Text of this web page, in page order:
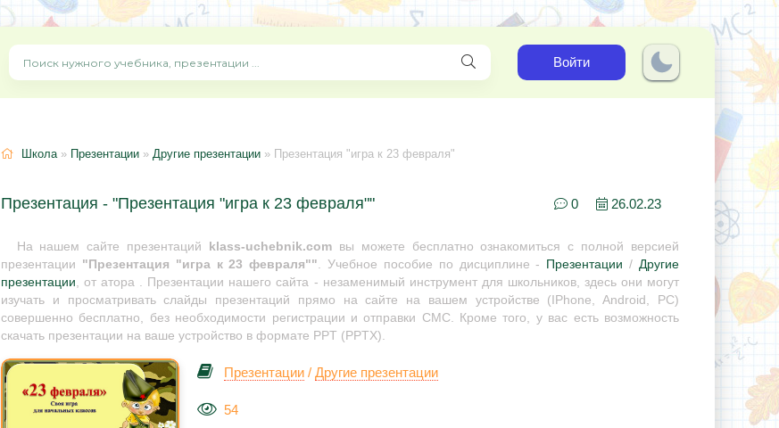
Войти
Школа» Презентации » Другие презентации » Презентация "игра к 23 февраля"
Презентация - "Презентация "игра к 23 февраля"" 0 26.02.23
На нашем сайте презентаций klass-uchebnik.comвы можете бесплатно ознакомиться с полной версией
презентации "Презентация "игра к 23 февраля"". Учебное пособие по дисциплине - Презентации /Другие
презентации, от атора . Презентации нашего сайта - незаменимый инструмент для школьников, здесь они могут
изучать и просматривать слайды презентаций прямо на сайте на вашем устройстве (IPhone, Android, PC)
совершенно бесплатно, без необходимости регистрации и отправки СМС. Кроме того, у вас есть возможность
скачать презентации на ваше устройство в формате PPT (PPTX).
Презентации / Другие презентации
54